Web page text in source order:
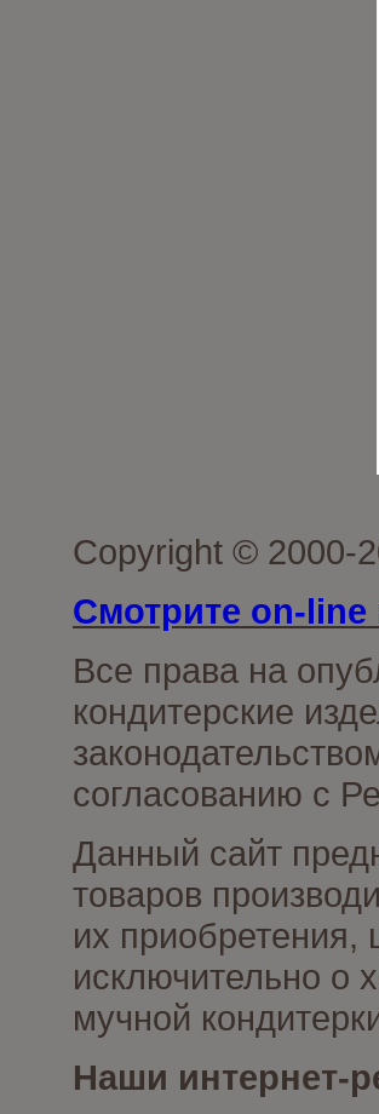
Copyright © 2000-
Смотрите on-line
Все права на
кондитерские
согласованию с
Данный сайт
товаров
их
исключительно о
мучной
Наши интернет-